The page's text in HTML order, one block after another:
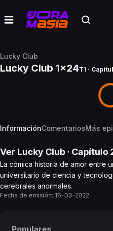
Lucky Club
Lucky Club 1x24T1 ·
InformaciónComentariosMás
Ver Lucky Club · Capítulo
La cómica historia de amor entre
universitario de ciencia y
cerebrales anormales.
Fecha de emisión: 16-03-2022
Populares